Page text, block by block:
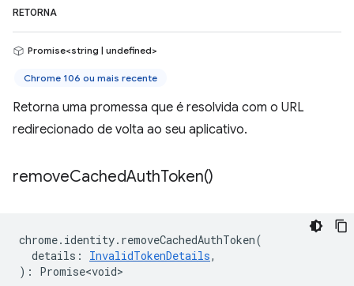
RETORNA
Promise<string | undefined>
Chrome 106 ou mais recente
Retorna uma promessa que é resolvida com o URL
redirecionado de volta ao seu aplicativo.
removeCachedAuthToken()
chrome. identity. removeCachedAuthToken(
details : InvalidTokenDetails,
) : Promise<void>